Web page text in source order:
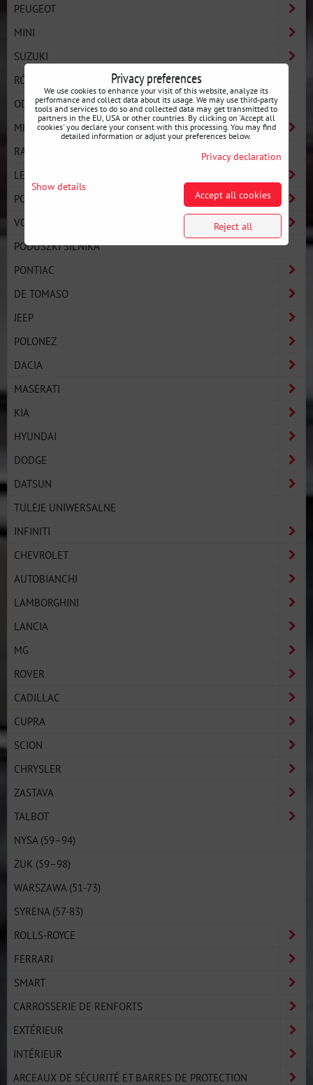
PEUGEOT
MINI
SUZUKI
RÓŻNE
ODBOJE, WIESZAKI TŁUMIKA
MERCEDES
RAK GARAGE
LEXUS
PORSCHE
VOLVO
PODUSZKI SILNIKA
PONTIAC
DE TOMASO
JEEP
POLONEZ
DACIA
MASERATI
KIA
HYUNDAI
DODGE
DATSUN
TULEJE UNIWERSALNE
INFINITI
CHEVROLET
AUTOBIANCHI
LAMBORGHINI
LANCIA
MG
ROVER
CADILLAC
CUPRA
SCION
CHRYSLER
ZASTAVA
TALBOT
NYSA (59–94)
ŻUK (59–98)
WARSZAWA (51-73)
SYRENA (57-83)
ROLLS-ROYCE
FERRARI
SMART
CARROSSERIE DE RENFORTS
EXTÉRIEUR
INTÉRIEUR
ARCEAUX DE SÉCURITÉ ET BARRES DE PROTECTION
Privacy preferences
We use cookies to enhance your visit of this website, analyze its
performance and collect data about its usage. We may use third-party
tools and services to do so and collected data may get transmitted to
partners in the EU, USA or other countries. By clicking on 'Accept all
cookies' you declare your consent with this processing. You may find
detailed information or adjust your preferences below.
Privacy declaration
Show details
Accept all cookies
Reject all